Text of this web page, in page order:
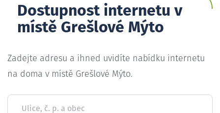
Dostupnost internetu v
místě Grešlové Mýto
Zadejte adresu a ihned uvidíte nabídku internetu
na doma v místě Grešlové Mýto.
Ulice, č. p. a obec